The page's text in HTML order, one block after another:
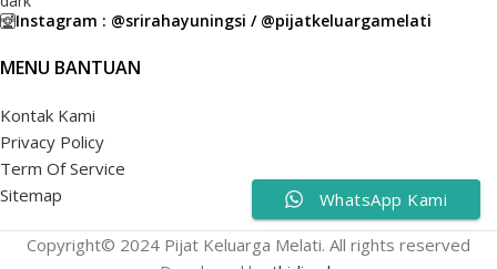
Instagram : @srirahayuningsi / @pijatkeluargamelati
MENU BANTUAN
Kontak Kami
Privacy Policy
Term Of Service
Sitemap
Copyright© 2024 Pijat Keluarga Melati. All rights reserved
WhatsApp Kami